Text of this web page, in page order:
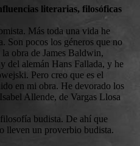
literarias, filosóficas
Más toda una vida he
Son pocos los géneros que no
obra de James Baldwin,
del alemán Hans Fallada, y he
Pero creo que es el
en mi obra. He devorado los
Allende, de Vargas Llosa
budista. De ahí que
lleven un proverbio budista.